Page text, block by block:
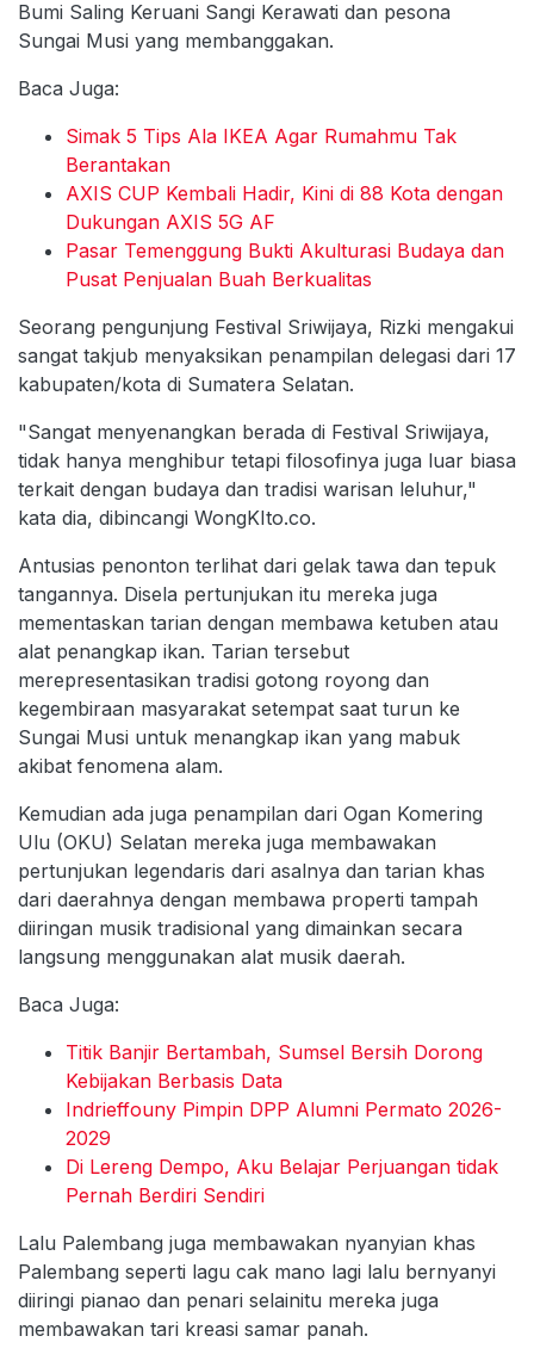
Bumi Saling Keruani Sangi Kerawati dan pesona
Sungai Musi yang membanggakan.
Baca Juga:
Simak 5 Tips Ala IKEA Agar Rumahmu Tak
Berantakan
AXIS CUP Kembali Hadir, Kini di 88 Kota dengan
Dukungan AXIS 5G AF
Pasar Temenggung Bukti Akulturasi Budaya dan
Pusat Penjualan Buah Berkualitas
Seorang pengunjung Festival Sriwijaya, Rizki mengakui
sangat takjub menyaksikan penampilan delegasi dari 17
kabupaten/kota di Sumatera Selatan.
"Sangat menyenangkan berada di Festival Sriwijaya,
tidak hanya menghibur tetapi filosofinya juga luar biasa
terkait dengan budaya dan tradisi warisan leluhur,"
kata dia, dibincangi WongKIto.co.
Antusias penonton terlihat dari gelak tawa dan tepuk
tangannya. Disela pertunjukan itu mereka juga
mementaskan tarian dengan membawa ketuben atau
alat penangkap ikan. Tarian tersebut
merepresentasikan tradisi gotong royong dan
kegembiraan masyarakat setempat saat turun ke
Sungai Musi untuk menangkap ikan yang mabuk
akibat fenomena alam.
Kemudian ada juga penampilan dari Ogan Komering
Ulu (OKU) Selatan mereka juga membawakan
pertunjukan legendaris dari asalnya dan tarian khas
dari daerahnya dengan membawa properti tampah
diiringan musik tradisional yang dimainkan secara
langsung menggunakan alat musik daerah.
Baca Juga:
Titik Banjir Bertambah, Sumsel Bersih Dorong
Kebijakan Berbasis Data
Indrieffouny Pimpin DPP Alumni Permato 2026-
2029
Di Lereng Dempo, Aku Belajar Perjuangan tidak
Pernah Berdiri Sendiri
Lalu Palembang juga membawakan nyanyian khas
Palembang seperti lagu cak mano lagi lalu bernyanyi
diiringi pianao dan penari selainitu mereka juga
membawakan tari kreasi samar panah.